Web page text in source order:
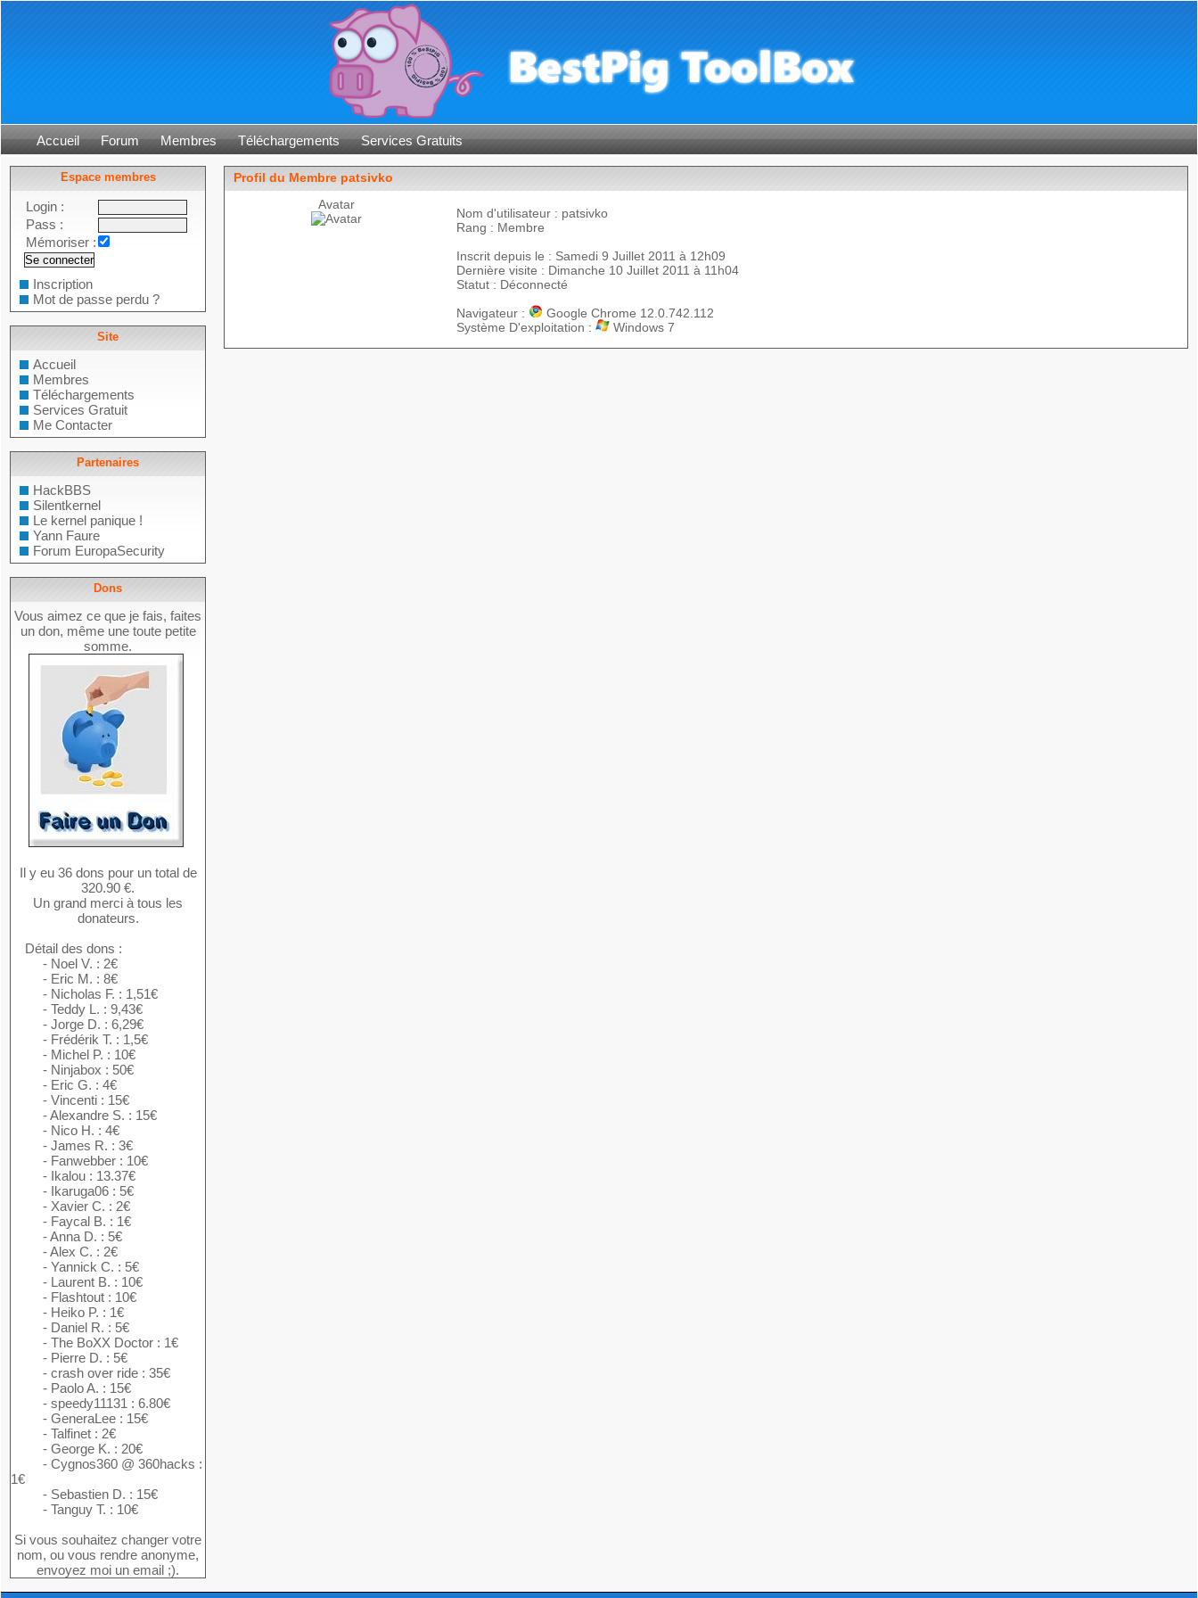
Accueil Forum Membres Téléchargements Services Gratuits
Espace membres
Login :
Pass :
Mémoriser :
Inscription
Mot de passe perdu ?
Site
Accueil
Membres
Téléchargements
Services Gratuit
Me Contacter
Partenaires
HackBBS
Silentkernel
Le kernel panique !
Yann Faure
Forum EuropaSecurity
Dons
Vous aimez ce que je fais, faites
un don, même une toute petite
somme.
Il y eu 36 dons pour un total de
320.90 €.
Un grand merci à tous les
donateurs.
Détail des dons :
- Noel V. : 2€
- Eric M. : 8€
- Nicholas F. : 1,51€
- Teddy L. : 9,43€
- Jorge D. : 6,29€
- Frédérik T. : 1,5€
- Michel P. : 10€
- Ninjabox : 50€
- Eric G. : 4€
- Vincenti : 15€
- Alexandre S. : 15€
- Nico H. : 4€
- James R. : 3€
- Fanwebber : 10€
- Ikalou : 13.37€
- Ikaruga06 : 5€
- Xavier C. : 2€
- Faycal B. : 1€
- Anna D. : 5€
- Alex C. : 2€
- Yannick C. : 5€
- Laurent B. : 10€
- Flashtout : 10€
- Heiko P. : 1€
- Daniel R. : 5€
- The BoXX Doctor : 1€
- Pierre D. : 5€
- crash over ride : 35€
- Paolo A. : 15€
- speedy11131 : 6.80€
- GeneraLee : 15€
- Talfinet : 2€
- George K. : 20€
- Cygnos360 @ 360hacks :
1€
- Sebastien D. : 15€
- Tanguy T. : 10€
Si vous souhaitez changer votre
nom, ou vous rendre anonyme,
envoyez moi un email ;).
Profil du Membre patsivko
Avatar
Nom d'utilisateur : patsivko
Rang : Membre
Inscrit depuis le : Samedi 9 Juillet 2011 à 12h09
Dernière visite : Dimanche 10 Juillet 2011 à 11h04
Statut : Déconnecté
Navigateur :
Google Chrome 12.0.742.112
Système D'exploitation :
Windows 7